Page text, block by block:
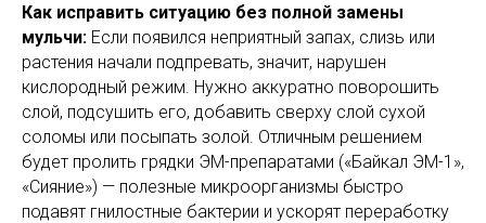
Как исправить ситуацию без полной замены
мульчи: Если появился неприятный запах, слизь или
растения начали подпревать, значит, нарушен
кислородный режим. Нужно аккуратно поворошить
слой, подсушить его, добавить сверху слой сухой
соломы или посыпать золой. Отличным решением
будет пролить грядки ЭМ-препаратами («Байкал ЭМ-1»,
«Сияние») — полезные микроорганизмы быстро
подавят гнилостные бактерии и ускорят переработку